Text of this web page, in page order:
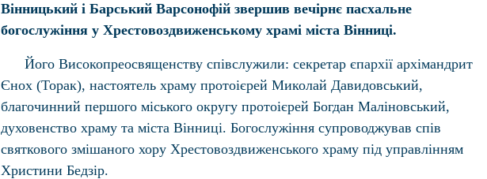
Вінницький і Барський Варсонофій звершив вечірнє пасхальне
богослужіння у Хрестовоздвиженському храмі міста Вінниці.
Його Високопреосвященству співслужили: секретар єпархії архімандрит
Єнох (Торак), настоятель храму протоієрей Миколай Давидовський,
благочинний першого міського округу протоієрей Богдан Маліновський,
духовенство храму та міста Вінниці. Богослужіння супроводжував спів
святкового змішаного хору Хрестовоздвиженського храму під управлінням
Христини Бедзір.